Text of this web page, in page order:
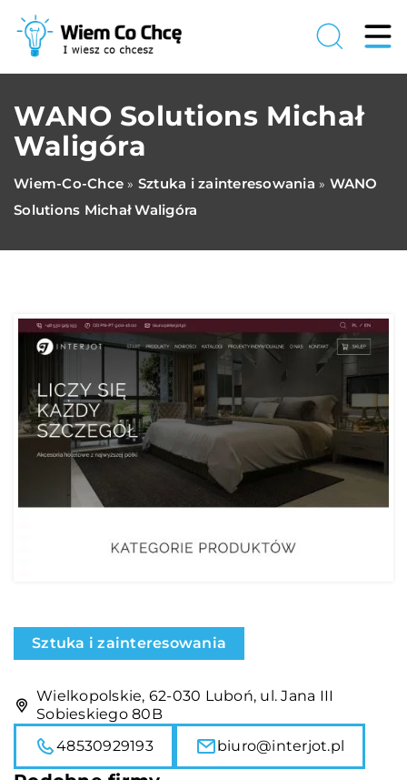
WANO Solutions Michał
Waligóra
Wiem-Co-Chce » Sztuka i zainteresowania » WANO
Solutions Michał Waligóra
Sztuka i zainteresowania
Wielkopolskie, 62-030 Luboń, ul. Jana III
Sobieskiego 80B
48530929193
biuro@interjot.pl